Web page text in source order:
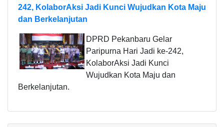
242, KolaborAksi Jadi Kunci Wujudkan Kota Maju
dan Berkelanjutan
DPRD Pekanbaru Gelar
Paripurna Hari Jadi ke-242,
KolaborAksi Jadi Kunci
Wujudkan Kota Maju dan
Berkelanjutan.